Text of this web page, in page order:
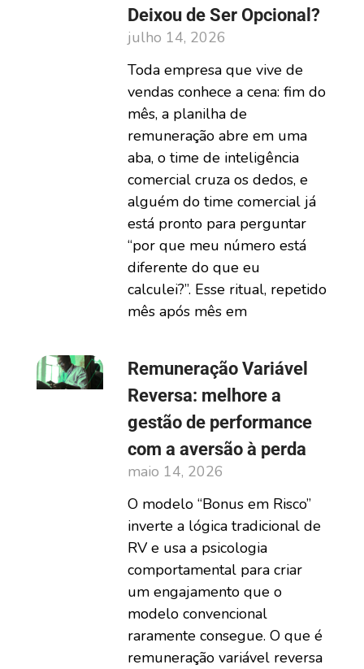
Deixou de Ser Opcional?
julho 14, 2026
Toda empresa que vive de
vendas conhece a cena: fim do
mês, a planilha de
remuneração abre em uma
aba, o time de inteligência
comercial cruza os dedos, e
alguém do time comercial já
está pronto para perguntar
“por que meu número está
diferente do que eu
calculei?”. Esse ritual, repetido
mês após mês em
Remuneração Variável
Reversa: melhore a
gestão de performance
com a aversão à perda
maio 14, 2026
O modelo “Bonus em Risco”
inverte a lógica tradicional de
RV e usa a psicologia
comportamental para criar
um engajamento que o
modelo convencional
raramente consegue. O que é
remuneração variável reversa